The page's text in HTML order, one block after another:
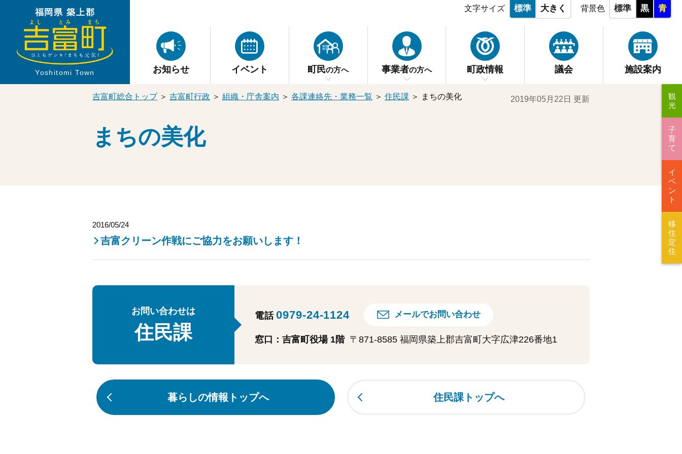
福岡県 築上郡
Yoshitomi Town
文字サイズ 標準 大きく 背景色 標準 黒 青
お知らせ イベント 町民の方へ 事業者の方へ 町政情報 議会 施設案内
吉富町総合トップ＞ 吉富町行政 ＞ 組織・庁舎案内 ＞ 各課連絡先・業務一覧 ＞ 住民課 ＞ まちの美化
まちの美化
2019年05月22日 更新
吉富クリーン作戦にご協力をお願いします！
2016/05/24
お問い合わせは
住民課
電話 0979-24-1124 メールでお問い合わせ
窓口：吉富町役場 1階 〒871-8585 福岡県築上郡吉富町大字広津226番地1
暮らしの情報トップへ 住民課トップへ
観
光
子
育
て
イ
ベ
ン
ト
移
住
定
住